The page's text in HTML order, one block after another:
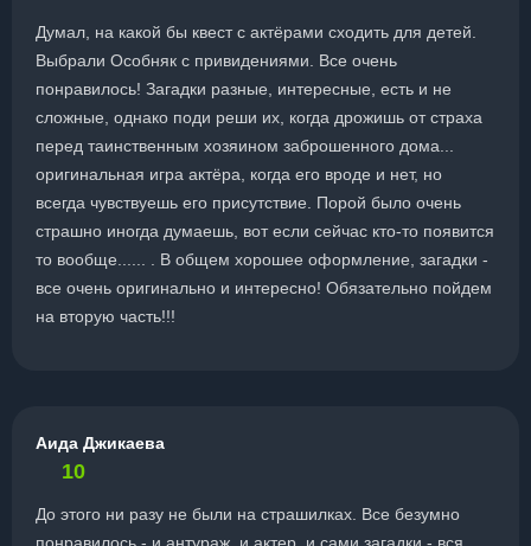
Думал, на какой бы квест с актёрами сходить для детей.
Выбрали Особняк с привидениями. Все очень
понравилось! Загадки разные, интересные, есть и не
сложные, однако поди реши их, когда дрожишь от страха
перед таинственным хозяином заброшенного дома...
оригинальная игра актёра, когда его вроде и нет, но
всегда чувствуешь его присутствие. Порой было очень
страшно иногда думаешь, вот если сейчас кто-то появится
то вообще...... . В общем хорошее оформление, загадки -
все очень оригинально и интересно! Обязательно пойдем
на вторую часть!!!
Аида Джикаева
10
До этого ни разу не были на страшилках. Все безумно